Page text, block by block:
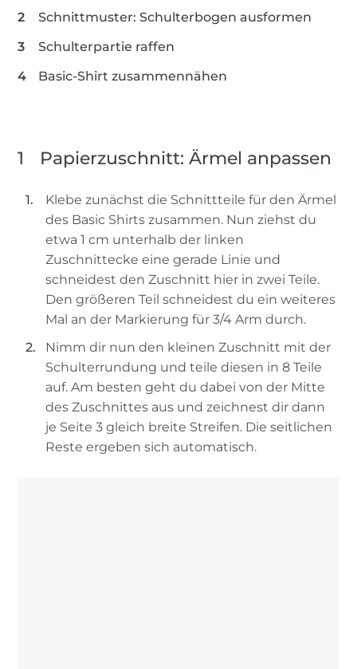
Schnittmuster: Schulterbogen ausformen
Schulterpartie raffen
Basic-Shirt zusammennähen
1 Papierzuschnitt: Ärmel anpassen
Klebe zunächst die Schnittteile für den Ärmel
des Basic Shirts zusammen. Nun ziehst du
etwa 1 cm unterhalb der linken
Zuschnittecke eine gerade Linie und
schneidest den Zuschnitt hier in zwei Teile.
Den größeren Teil schneidest du ein weiteres
Mal an der Markierung für 3/4 Arm durch.
Nimm dir nun den kleinen Zuschnitt mit der
Schulterrundung und teile diesen in 8 Teile
auf. Am besten geht du dabei von der Mitte
des Zuschnittes aus und zeichnest dir dann
je Seite 3 gleich breite Streifen. Die seitlichen
Reste ergeben sich automatisch.